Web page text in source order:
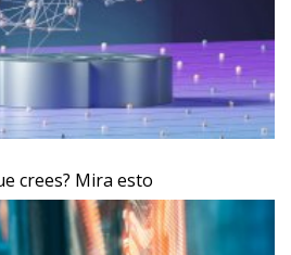
crees? Mira esto